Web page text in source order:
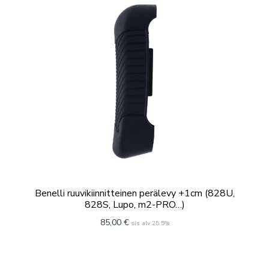
Benelli ruuvikiinnitteinen perälevy +1cm (828U,
828S, Lupo, m2-PRO…)
85,00 € sis alv 25.5%